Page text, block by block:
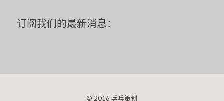
订阅我们的最新消息：
© 2016 乒乓策划